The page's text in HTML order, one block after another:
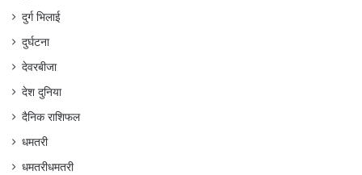
दुर्ग भिलाई
दुर्घटना
देवरबीजा
देश दुनिया
दैनिक राशिफल
धमतरी
धमतरीधमतरी